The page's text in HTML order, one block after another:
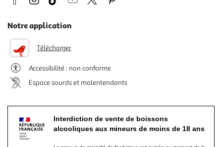
Notre application
Télécharger
Accessibilité : non conforme
Espace sourds et malentendants
Interdiction de vente de boissons
alcooliques aux mineurs de moins de 18 ans